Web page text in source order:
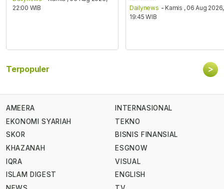
22:00 WIB
Dailynews - Kamis , 06 Aug 2026,
19:45 WIB
Terpopuler >
AMEERA
EKONOMI SYARIAH
SKOR
KHAZANAH
IQRA
ISLAM DIGEST
INTERNASIONAL
TEKNO
BISNIS FINANSIAL
ESGNOW
VISUAL
ENGLISH